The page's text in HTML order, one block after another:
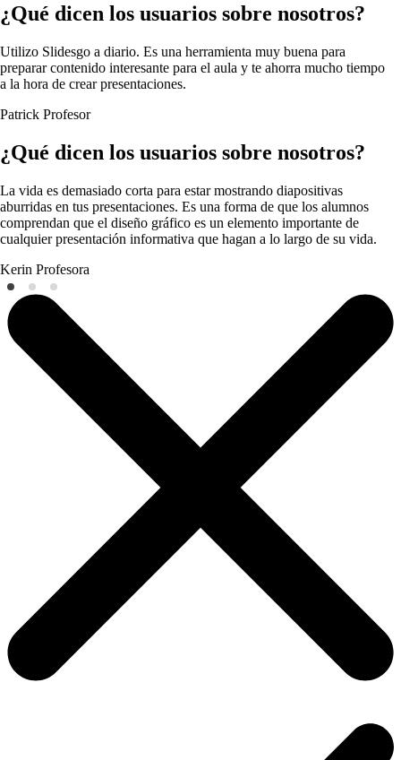
¿Qué dicen los usuarios sobre nosotros?
Utilizo Slidesgo a diario. Es una herramienta muy buena para
preparar contenido interesante para el aula y te ahorra mucho tiempo
a la hora de crear presentaciones.
Patrick Profesor
¿Qué dicen los usuarios sobre nosotros?
La vida es demasiado corta para estar mostrando diapositivas
aburridas en tus presentaciones. Es una forma de que los alumnos
comprendan que el diseño gráfico es un elemento importante de
cualquier presentación informativa que hagan a lo largo de su vida.
Kerin Profesora